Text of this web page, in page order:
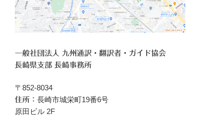
一般社団法人 九州通訳・翻訳者・ガイド協会
長崎県支部 長崎事務所
〒852-8034
住所： 長崎市城栄町19番6号
原田ビル 2F